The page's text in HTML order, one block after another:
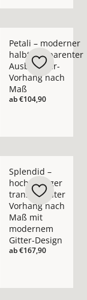
Petali – moderner
halbtransparenter
Ausbrenner-
Vorhang nach
Maß
ab€104,90
Splendid –
hochwertiger
transparenter
Vorhang nach
Maß mit
modernem
Gitter-Design
ab€167,90